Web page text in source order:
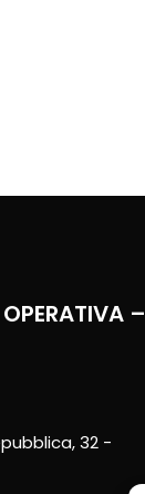
OPERATIVA –
32 -